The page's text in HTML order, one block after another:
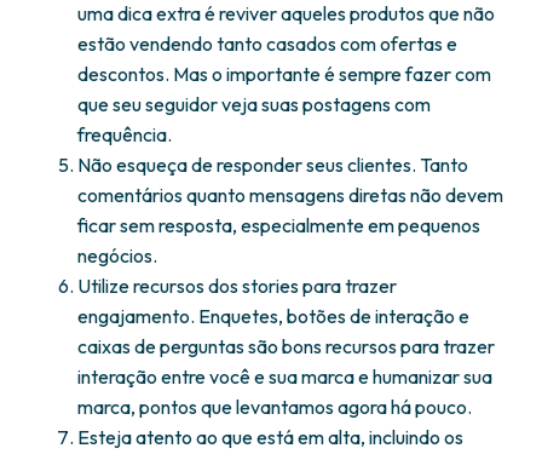
uma dica extra é reviver aqueles produtos que não
estão vendendo tanto casados com ofertas e
descontos. Mas o importante é sempre fazer com
que seu seguidor veja suas postagens com
frequência.
Não esqueça de responder seus clientes. Tanto
comentários quanto mensagens diretas não devem
ficar sem resposta, especialmente em pequenos
negócios.
Utilize recursos dos stories para trazer
engajamento. Enquetes, botões de interação e
caixas de perguntas são bons recursos para trazer
interação entre você e sua marca e humanizar sua
marca, pontos que levantamos agora há pouco.
Esteja atento ao que está em alta, incluindo os